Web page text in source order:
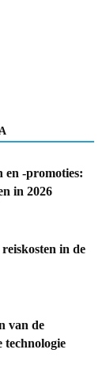
en -promoties:
in 2026
in de
van de
technologie